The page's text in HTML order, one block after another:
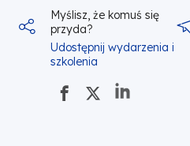
Myślisz, że komuś się
przyda?
Udostępnij wydarzenia i
szkolenia